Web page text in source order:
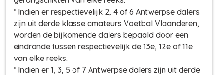
* Indien er respectievelijk 2, 4 of 6 Antwerpse dalers
zijn uit derde klasse amateurs Voetbal Vlaanderen,
worden de bijkomende dalers bepaald door een
eindronde tussen respectievelijk de 13e, 12e of 11e
van elke reeks.
* Indien er 1, 3, 5 of 7 Antwerpse dalers zijn uit derde